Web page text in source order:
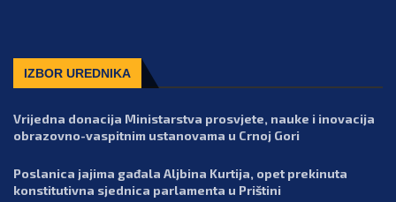
IZBOR UREDNIKA
Vrijedna donacija Ministarstva prosvjete, nauke i inovacija
obrazovno-vaspitnim ustanovama u Crnoj Gori
Poslanica jajima gađala Aljbina Kurtija, opet prekinuta
konstitutivna sjednica parlamenta u Prištini